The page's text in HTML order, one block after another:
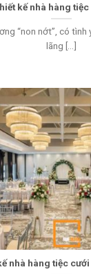
kế nhà hàng
“non nớt”, có
lãng [...]
nhà hàng tiệc